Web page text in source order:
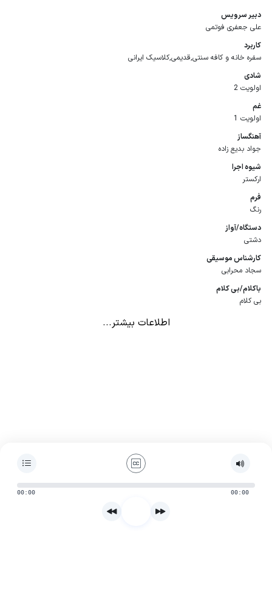
دبیر سرویس
علی جعفری فوتمی
کاربرد
سفره خانه و کافه سنتی,قدیمی,کلاسیک ایرانی
شادی
اولویت 2
غم
اولویت 1
آهنگساز
جواد بدیع ‌زاده
شیوه اجرا
ارکستر
فرم
رنگ
دستگاه/آواز
دشتی
كارشناس موسیقی
سجاد محرابی
باكلام/بی كلام
بی کلام
اطلاعات بیشتر...
00:00 00:00